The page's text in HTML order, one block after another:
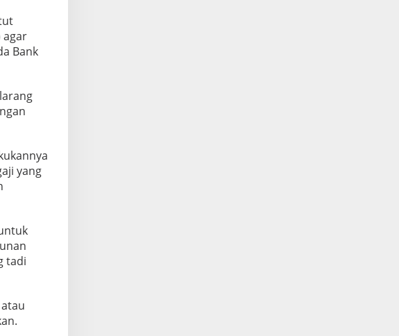
agar
Bank
yang
tadi